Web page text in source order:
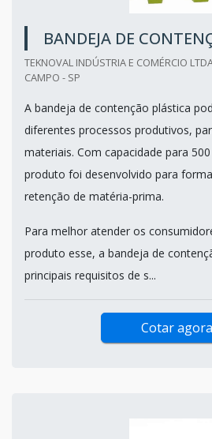
BANDEJA DE
TEKNOVAL INDÚSTRIA E COMÉRCIO
CAMPO - SP
A bandeja de contenção plástica
diferentes processos produtivos,
materiais. Com capacidade para
produto foi desenvolvido para
retenção de matéria-prima.
Para melhor atender os
produto esse, a bandeja de
principais requisitos de s...
Cotar agora